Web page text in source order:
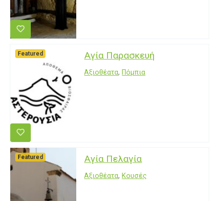
Αγία Παρασκευή
Αξιοθέατα, Πόμπια
Featured
Αγία Πελαγία
Αξιοθέατα, Κουσές
Featured